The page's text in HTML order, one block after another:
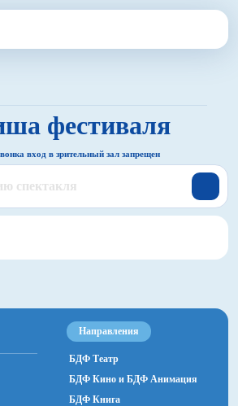
фестиваля
вход в зрительный зал запрещен
Направления
БДФ Театр
БДФ Кино и БДФ Анимация
БДФ Книга